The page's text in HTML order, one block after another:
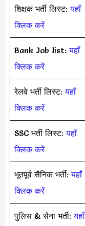
शिक्षक भर्ती लिस्ट:यहाँ
क्लिक करें
Bank Job list:यहाँ
क्लिक करें
रेलवे भर्ती लिस्ट:यहाँ
क्लिक करें
SSC भर्ती लिस्ट:यहाँ
क्लिक करें
भूतपूर्व सैनिक भर्ती:यहाँ
क्लिक करें
पुलिस & सेना भर्ती:यहाँ